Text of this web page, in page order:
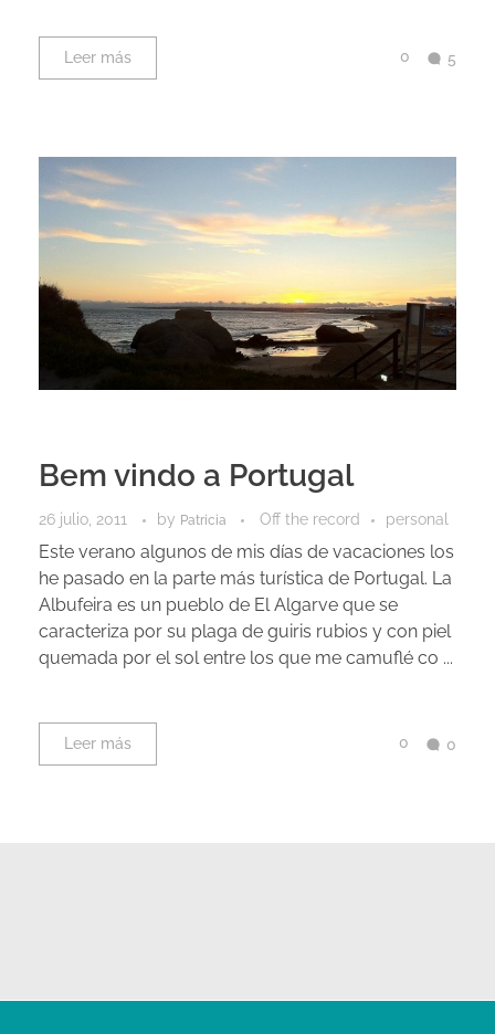
Leer más 0 5
Bem vindo a Portugal
26 julio, 2011 by Patricia Off the record personal
Este verano algunos de mis días de vacaciones los
he pasado en la parte más turística de Portugal. La
Albufeira es un pueblo de El Algarve que se
caracteriza por su plaga de guiris rubios y con piel
quemada por el sol entre los que me camuflé co ...
Leer más 0 0